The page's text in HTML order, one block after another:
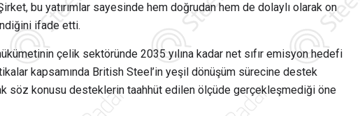
bu yatırımlar sayesinde hem doğrudan hem de dolaylı olarak on
ifade etti.
çelik sektöründe 2035 yılına kadar net sıfır emisyon hedefi
kapsamında British Steel’in yeşil dönüşüm sürecine destek
söz konusu desteklerin taahhüt edilen ölçüde gerçekleşmediği öne